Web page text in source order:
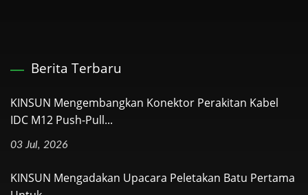
Berita Terbaru
KINSUN Mengembangkan Konektor Perakitan Kabel
IDC M12 Push-Pull...
03 Jul, 2026
KINSUN Mengadakan Upacara Peletakan Batu Pertama